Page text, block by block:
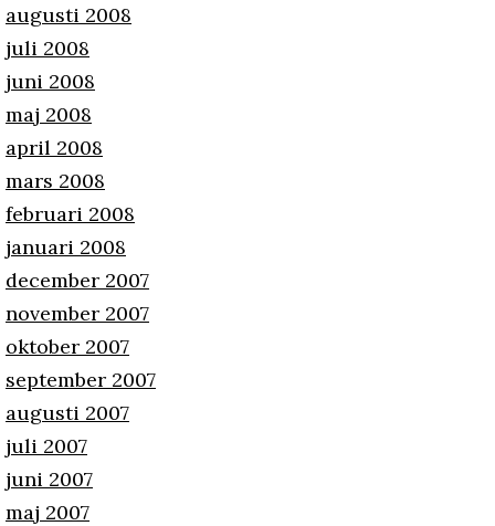
augusti 2008
juli 2008
juni 2008
maj 2008
april 2008
mars 2008
februari 2008
januari 2008
december 2007
november 2007
oktober 2007
september 2007
augusti 2007
juli 2007
juni 2007
maj 2007